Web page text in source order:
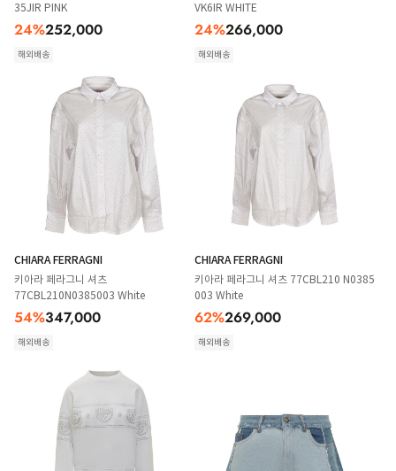
35JIR PINK
24%252,000
해외배송
VK6IR WHITE
24%266,000
해외배송
CHIARA FERRAGNI
키아라 페라그니 셔츠
77CBL210N0385003 White
54%347,000
해외배송
CHIARA FERRAGNI
키아라 페라그니 셔츠 77CBL210 N0385
003 White
62%269,000
해외배송